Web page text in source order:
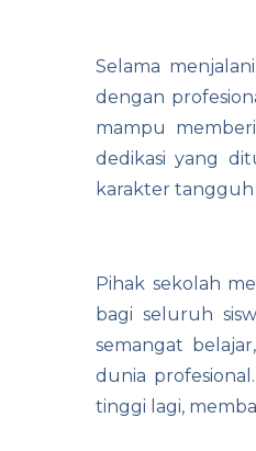
Selama
dengan
mampu
dedikasi yang
karakter
Pihak sekolah
bagi seluruh
semangat
dunia
tinggi lagi,